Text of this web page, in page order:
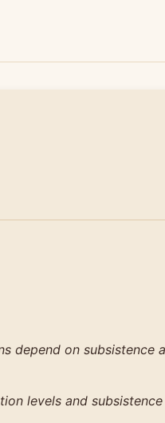
depend on subsistence
levels and